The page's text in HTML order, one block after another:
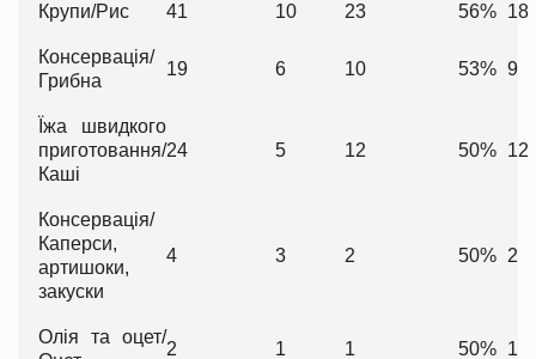
Крупи/Рис 41 10 23 56% 18
Консервація/
Грибна
19 6 10 53% 9
Їжа швидкого
приготовання/
Каші
24 5 12 50% 12
Консервація/
Каперси,
артишоки,
закуски
4 3 2 50% 2
Олія та оцет/
2 1 1 50% 1